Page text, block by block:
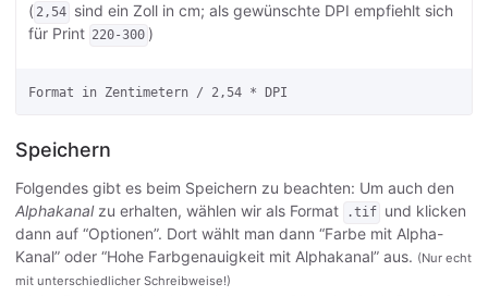
( 2,54 sind ein Zoll in cm; als gewünschte DPI empfiehlt sich
für Print 220-300 )
Speichern
Folgendes gibt es beim Speichern zu beachten: Um auch den
Alphakanalzu erhalten, wählen wir als Format .tif und klicken
dann auf “Optionen”. Dort wählt man dann “Farbe mit Alpha-
Kanal” oder “Hohe Farbgenauigkeit mit Alphakanal” aus. (Nur echt
mit unterschiedlicher Schreibweise!)